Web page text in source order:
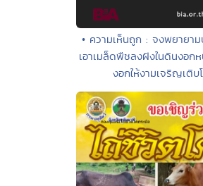
• ความเห็นถูก : จงพยายา
เอาเมล็ดพืชลงฝังในดินงอก
งอกให้งามเจริญเติ